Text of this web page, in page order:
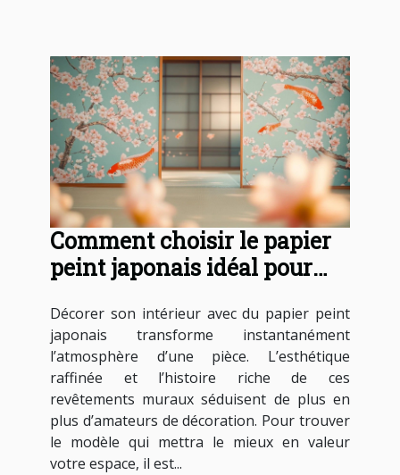
Comment choisir le papier
peint japonais idéal pour
Décorer son intérieur avec du papier peint
japonais transforme instantanément
l’atmosphère d’une pièce. L’esthétique
raffinée et l’histoire riche de ces
revêtements muraux séduisent de plus en
plus d’amateurs de décoration. Pour trouver
le modèle qui mettra le mieux en valeur
votre espace, il est...